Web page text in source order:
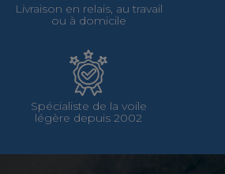
Livraison en relais, au travail
ou à domicile
Spécialiste de la voile
légère depuis 2002